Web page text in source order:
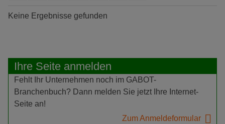
Keine Ergebnisse gefunden
Ihre Seite anmelden
Fehlt Ihr Unternehmen noch im GABOT-
Branchenbuch? Dann melden Sie jetzt Ihre Internet-
Seite an!
Zum Anmeldeformular